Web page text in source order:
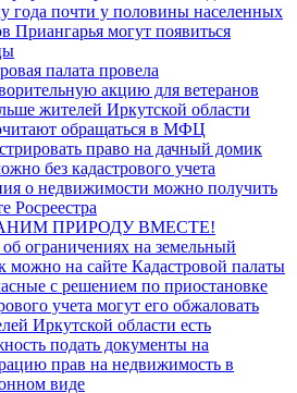
года почти у половины населенных
Приангарья могут появиться
палата провела
акцию для ветеранов
жителей Иркутской области
обращаться в МФЦ
право на дачный домик
без кадастрового учета
о недвижимости можно получить
Росреестра
ПРИРОДУ ВМЕСТЕ!
об ограничениях на земельный
можно на сайте Кадастровой палаты
с решением по приостановке
учета могут его обжаловать
Иркутской области есть
подать документы на
прав на недвижимость в
виде